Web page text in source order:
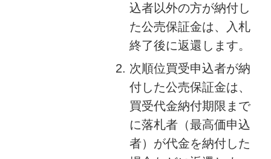
込者以外の方が納付し
た公売保証金は、入札
終了後に返還します。
次順位買受申込者が納
付した公売保証金は、
買受代金納付期限まで
に落札者（最高価申込
者）が代金を納付した